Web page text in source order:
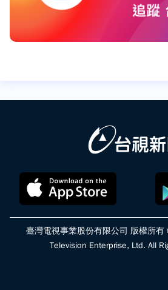
臺灣電視事業股份有限公司 版權所
Television Enterprise, Ltd. All